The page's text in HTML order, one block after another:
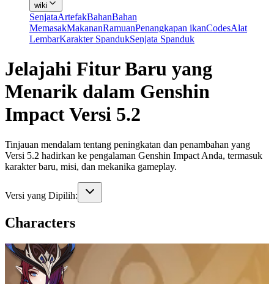
wiki
SenjataArtefakBahanBahan
MemasakMakananRamuanPenangkapan ikanCodesAlat
LembarKarakter SpandukSenjata Spanduk
Jelajahi Fitur Baru yang
Menarik dalam Genshin
Impact Versi 5.2
Tinjauan mendalam tentang peningkatan dan penambahan yang
Versi 5.2 hadirkan ke pengalaman Genshin Impact Anda, termasuk
karakter baru, misi, dan mekanika gameplay.
Versi yang Dipilih:
Characters